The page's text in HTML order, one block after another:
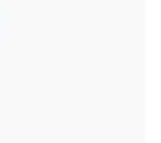
이 제한될 수 있습니
개봉 전에만 운임비